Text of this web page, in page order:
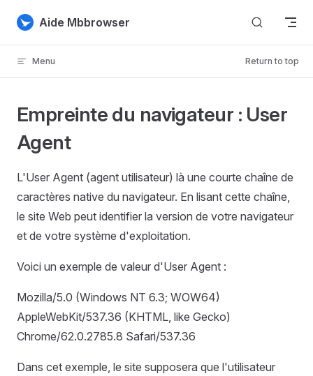
Skip to content
Aide Mbbrowser
Menu Return to top
Empreinte du navigateur : User
Agent
L'User Agent (agent utilisateur) là une courte chaîne de
caractères native du navigateur. En lisant cette chaîne,
le site Web peut identifier la version de votre navigateur
et de votre système d'exploitation.
Voici un exemple de valeur d'User Agent :
Mozilla/5.0 (Windows NT 6.3; WOW64)
AppleWebKit/537.36 (KHTML, like Gecko)
Chrome/62.0.2785.8 Safari/537.36
Dans cet exemple, le site supposera que l'utilisateur